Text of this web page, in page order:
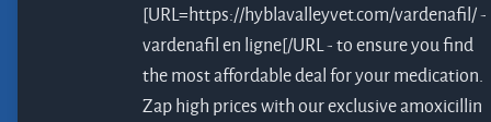
[URL=https://hyblavalleyvet.com/vardenafil/ -
vardenafil en ligne[/URL - to ensure you find
the most affordable deal for your medication.
Zap high prices with our exclusiveamoxicillin